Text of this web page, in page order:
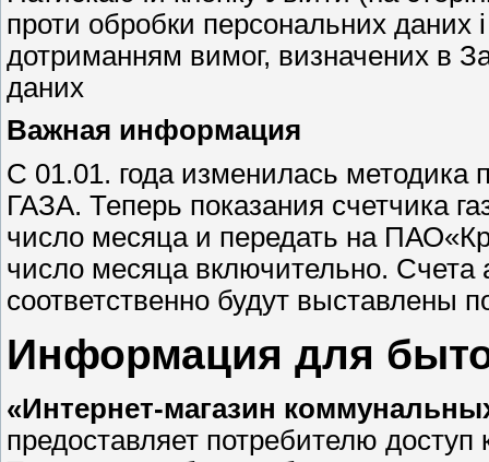
проти обробки персональних даних
дотриманням вимог, визначених в
даних
Важная информация
С 01.01. года изменилась методика
ГАЗА. Теперь показания счетчика
число месяца и передать на
число месяца включительно. Счета
соответственно будут выставлены
Информация для
«Интернет-магазин
предоставляет потребителю